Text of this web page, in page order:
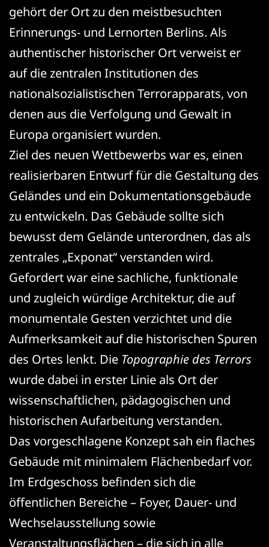
gehört der Ort zu den meistbesuchten
Erinnerungs- und Lernorten Berlins. Als
authentischer historischer Ort verweist er
auf die zentralen Institutionen des
nationalsozialistischen Terrorapparats, von
denen aus die Verfolgung und Gewalt in
Europa organisiert wurden.
Ziel des neuen Wettbewerbs war es, einen
realisierbaren Entwurf für die Gestaltung des
Geländes und ein Dokumentationsgebäude
zu entwickeln. Das Gebäude sollte sich
bewusst dem Gelände unterordnen, das als
zentrales „Exponat“ verstanden wird.
Gefordert war eine sachliche, funktionale
und zugleich würdige Architektur, die auf
monumentale Gesten verzichtet und die
Aufmerksamkeit auf die historischen Spuren
des Ortes lenkt. Die Topographie des Terrors
wurde dabei in erster Linie als Ort der
wissenschaftlichen, pädagogischen und
historischen Aufarbeitung verstanden.
Das vorgeschlagene Konzept sah ein flaches
Gebäude mit minimalem Flächenbedarf vor.
Im Erdgeschoss befinden sich die
öffentlichen Bereiche – Foyer, Dauer- und
Wechselausstellung sowie
Veranstaltungsflächen – die sich in alle